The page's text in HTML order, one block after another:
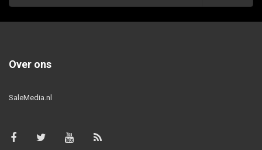
Over ons
SaleMedia.nl